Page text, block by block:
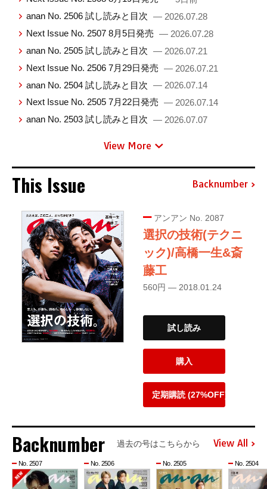
anan No. 2506 試し読みと目次 — 2026.07.28
Next Issue No. 2507 8月5日発売 — 2026.07.28
anan No. 2505 試し読みと目次 — 2026.07.21
Next Issue No. 2506 7月29日発売 — 2026.07.21
anan No. 2504 試し読みと目次 — 2026.07.14
Next Issue No. 2505 7月22日発売 — 2026.07.14
anan No. 2503 試し読みと目次 — 2026.07.07
View More
This Issue Backnumber
アンアン No. 2087
選択の技術(テクニ
ック)/高橋一生&斎
藤工
560円 — 2018.01.24
試し読み
購入
定期購読 (27%OFF)
Backnumber 過去の号はこちらから View All
No. 2507 No. 2506 No. 2505 No. 2504